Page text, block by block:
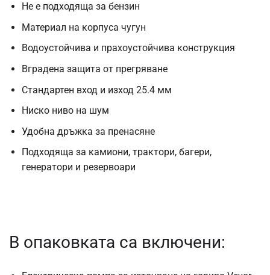
Не е подходяща за бензин
Материал на корпуса чугун
Водоустойчива и прахоустойчива конструкция
Вградена защита от прегряване
Стандартен вход и изход 25.4 мм
Ниско ниво на шум
Удобна дръжка за пренасяне
Подходяща за камиони, трактори, багери,
генератори и резервоари
В опаковката са включени: